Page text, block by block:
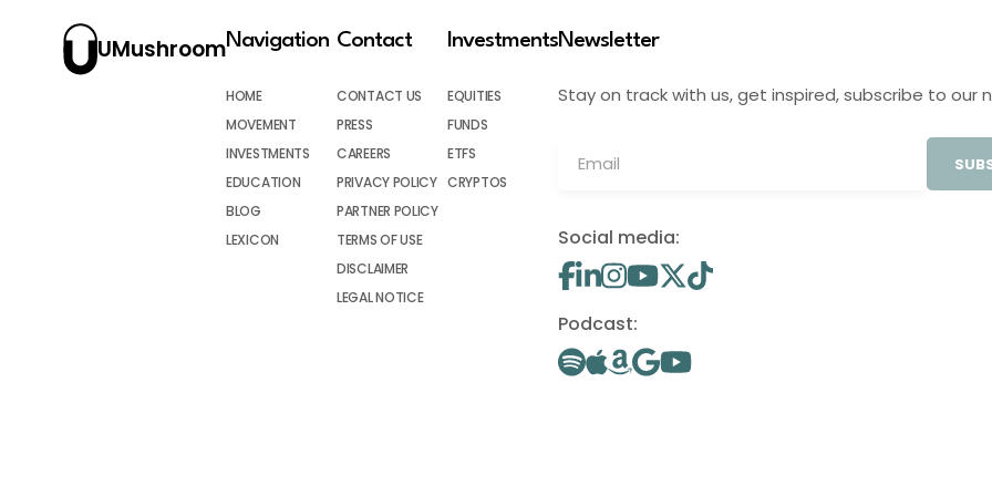
UMushroomNavigation
HOME
MOVEMENT
INVESTMENTS
EDUCATION
BLOG
LEXICON
Contact
CONTACT US
PRESS
CAREERS
PRIVACY POLICY
PARTNER POLICY
TERMS OF USE
DISCLAIMER
LEGAL NOTICE
Investments
EQUITIES
FUNDS
ETFS
CRYPTOS
Newsletter
Stay on track with us, get inspired, subscribe to our
Social media:
Podcast: